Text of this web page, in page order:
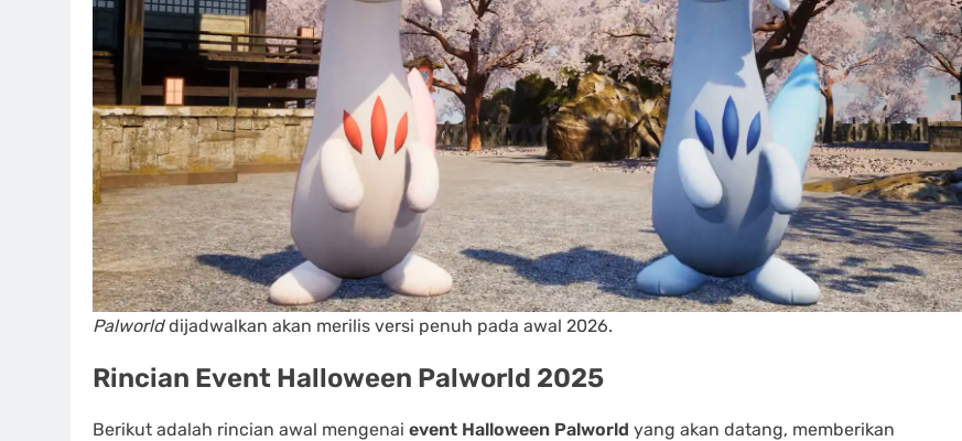
Palworlddijadwalkan akan merilis versi penuh pada awal 2026.
Rincian Event Halloween Palworld 2025
Berikut adalah rincian awal mengenai event Halloween Palworld yang akan datang, memberikan